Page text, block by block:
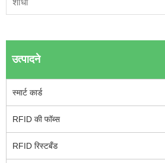
उत्पादने
स्मार्ट कार्ड
RFID की फॉब्स
RFID रिस्टबँड